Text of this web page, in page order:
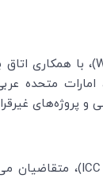
)، با همکاری اتاق
(برابر با 2 تا 4 آذر
و پروژه‌های